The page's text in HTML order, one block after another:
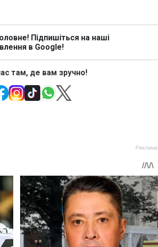
Підпишіться на наші
в Google!
там, де вам зручно!